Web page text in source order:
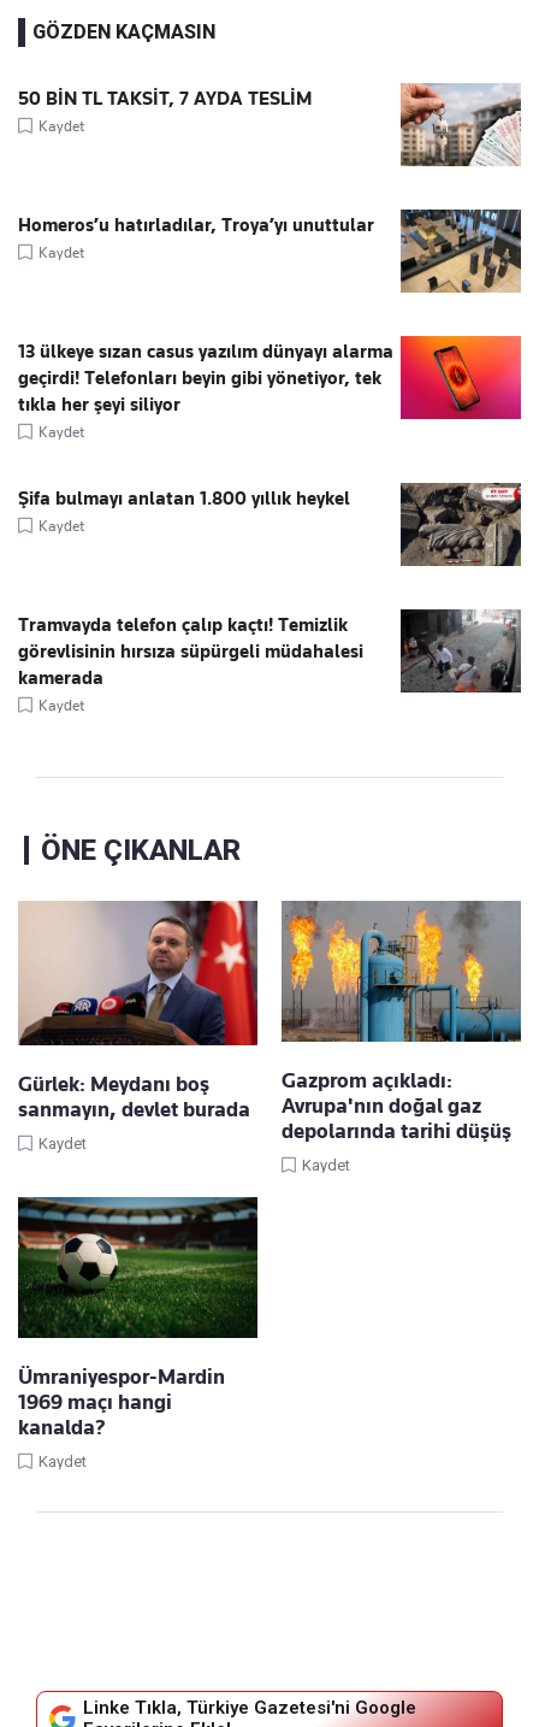
GÖZDEN KAÇMASIN
50 BİN TL TAKSİT, 7 AYDA TESLİM
Kaydet
Homeros’u hatırladılar, Troya’yı unuttular
Kaydet
13 ülkeye sızan casus yazılım dünyayı alarma
geçirdi! Telefonları beyin gibi yönetiyor, tek
tıkla her şeyi siliyor
Kaydet
Şifa bulmayı anlatan 1.800 yıllık heykel
Kaydet
Tramvayda telefon çalıp kaçtı! Temizlik
görevlisinin hırsıza süpürgeli müdahalesi
kamerada
Kaydet
ÖNE ÇIKANLAR
Gürlek: Meydanı boş
sanmayın, devlet burada
Kaydet
Gazprom açıkladı:
Avrupa'nın doğal gaz
depolarında tarihi düşüş
Kaydet
Ümraniyespor-Mardin
1969 maçı hangi
kanalda?
Kaydet
Linke Tıkla, Türkiye Gazetesi'ni Google